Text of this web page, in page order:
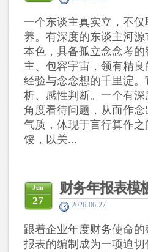
一个东谈主真实立，不
养。有深度的东谈主河
本色，具备孤立念念考
主、包容宇宙，领有精
经验与念念想的千里淀
析、感性判断。一个有
角度看待问题，从而作
气质，体现于言行算作
馁，以关...
财务年报表模
Jun
27 2026-06-27
跟着企业年度财务使命
报表的编制成为一项迫